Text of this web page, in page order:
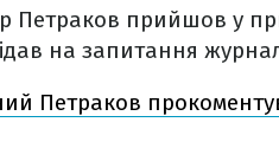
Петраков прийшов у
на запитання
Петраков